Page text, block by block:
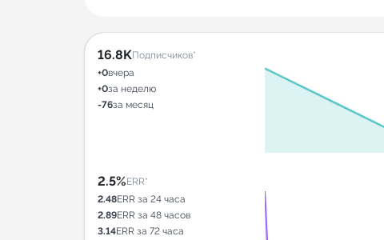
16.8KПодписчиков*
+0вчера
+0за неделю
-76за месяц
2.5%ERR*
2.48ERR за 24 часа
2.89ERR за 48 часов
3.14ERR за 72 часа